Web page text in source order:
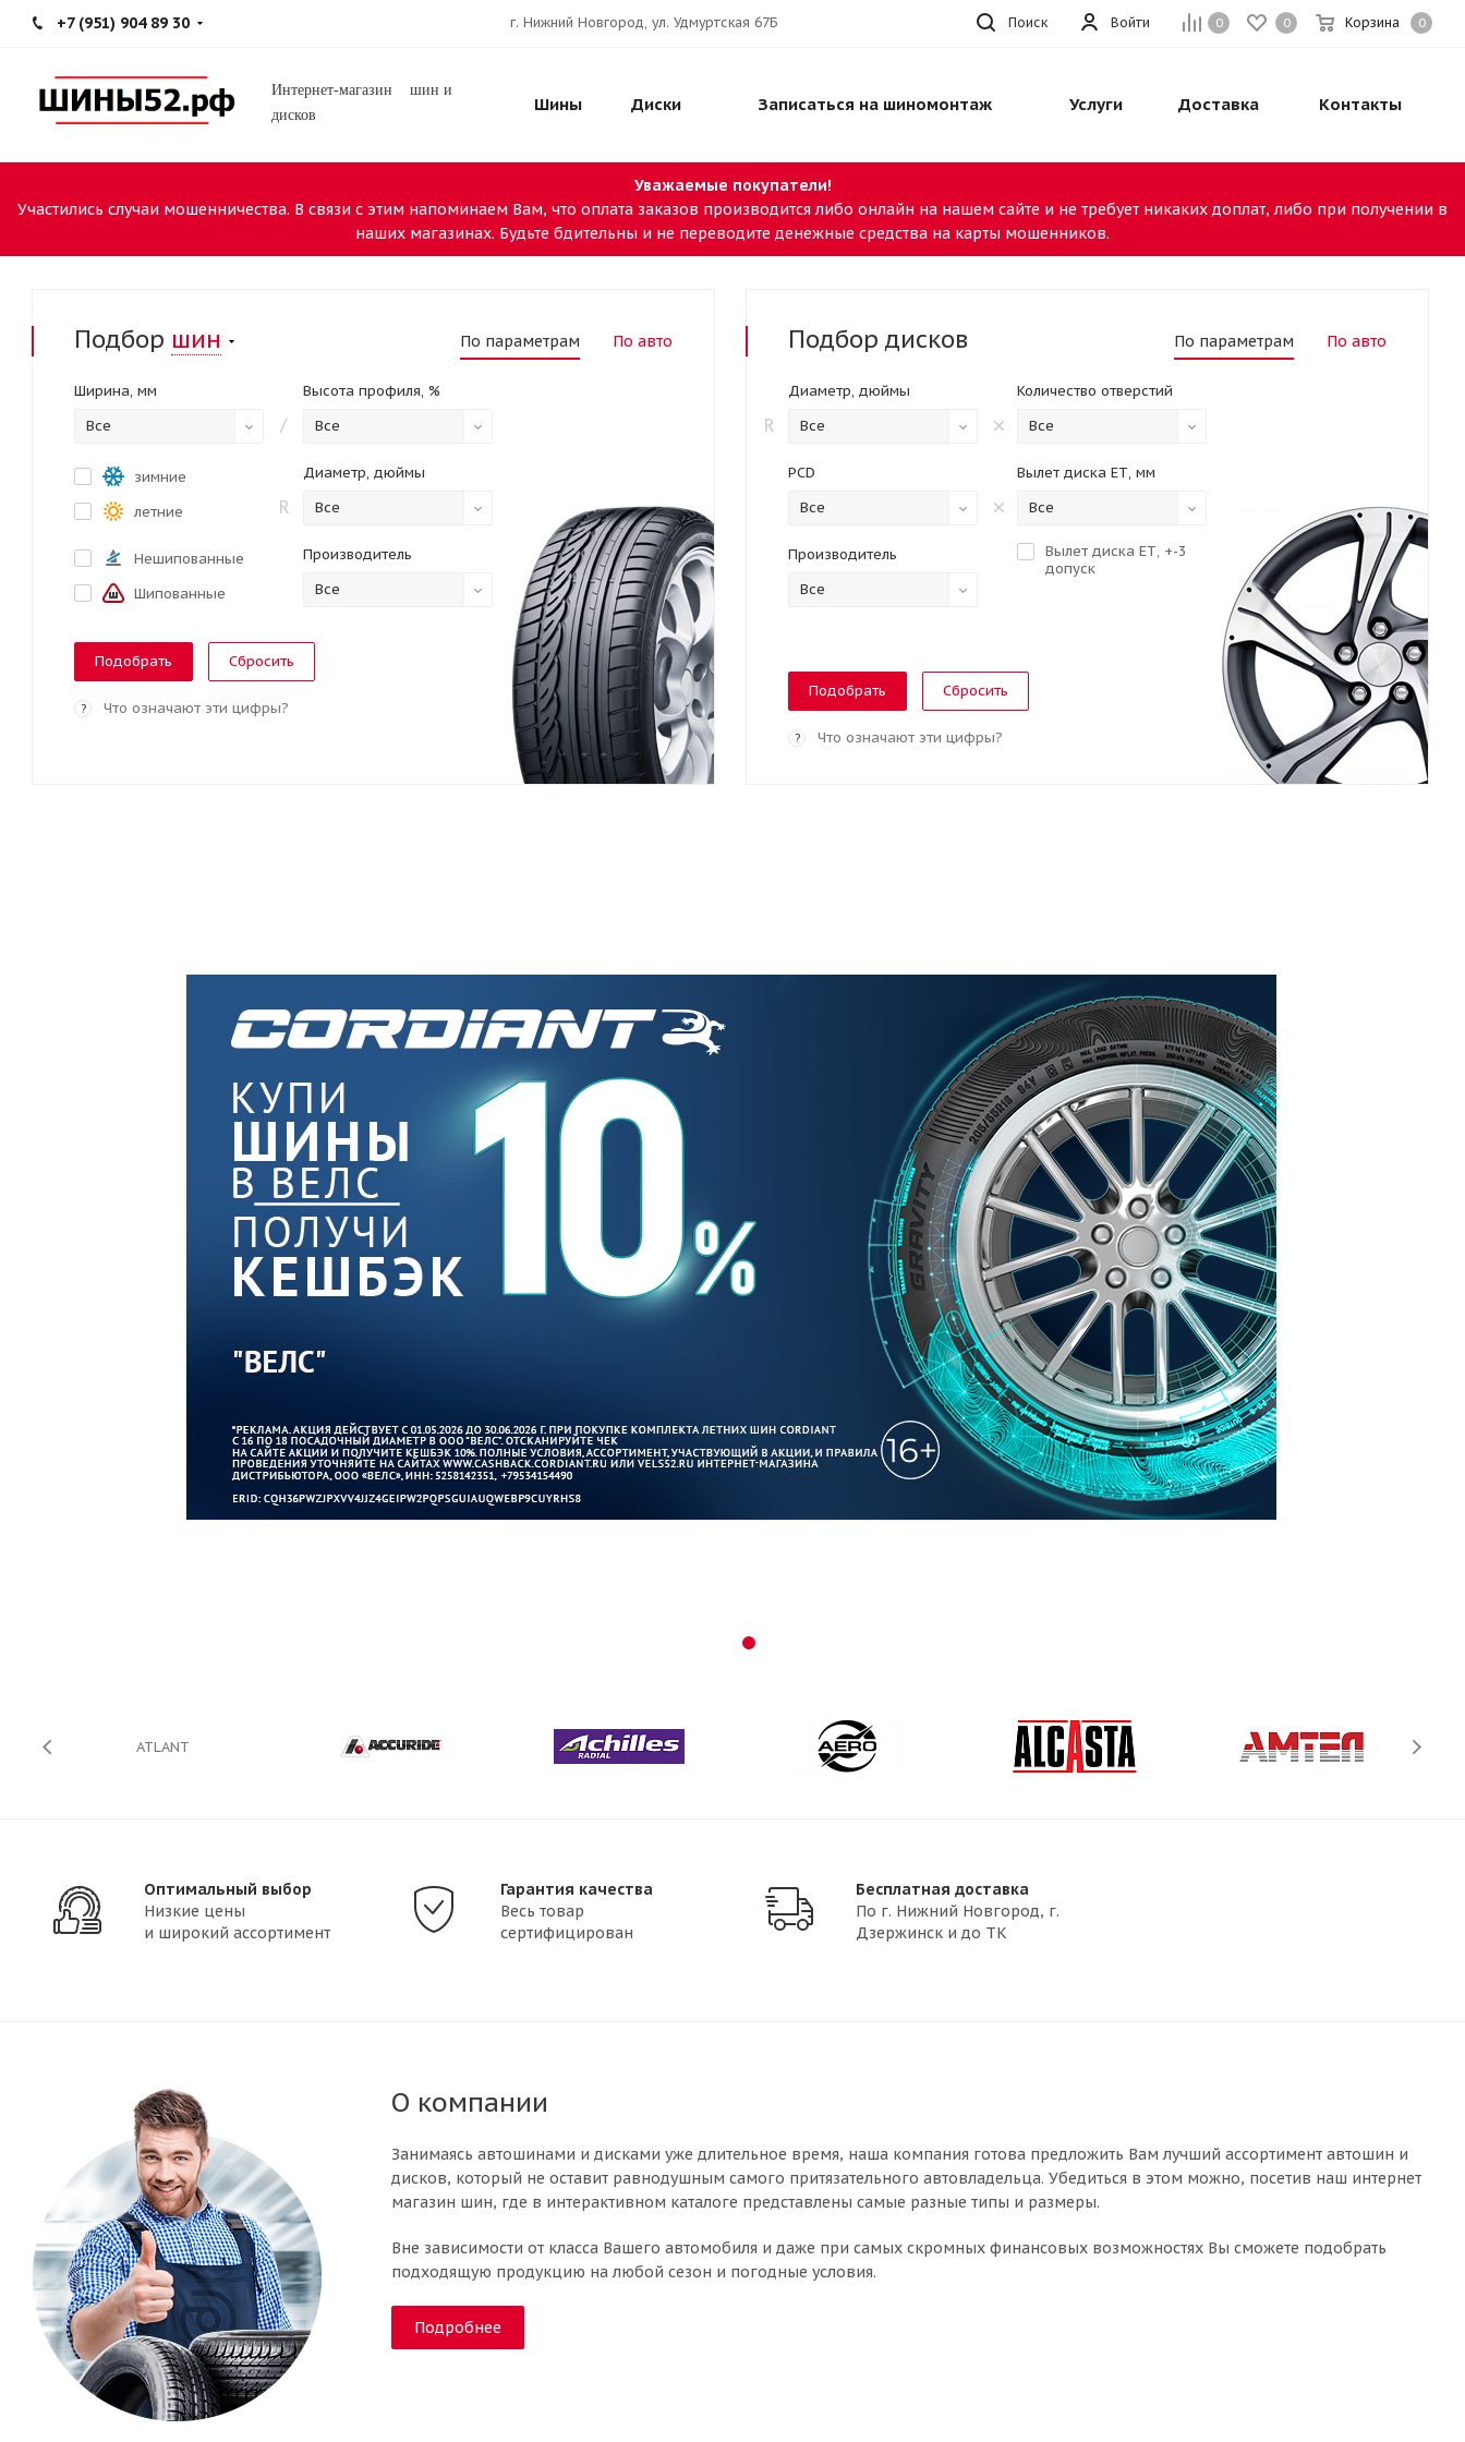
+7 (951) 904 89 30 0 0 Корзина 0
Войти
г. Нижний Новгород, ул. Удмуртская 67Б Поиск
Интернет-магазин шин и
дисков
Шины Диски Записаться на шиномонтаж Услуги Доставка Контакты
Уважаемые покупатели!
Участились случаи мошенничества. В связи с этим напоминаем Вам, что оплата заказов производится либо онлайн на нашем сайте и не требует никаких доплат, либо при получении в
наших магазинах. Будьте бдительны и не переводите денежные средства на карты мошенников.
По авто
По параметрам
Подбор шин
Ширина, мм
Все
Высота профиля, %
/ Все
Диаметр, дюймы
R Все
зимние
летние
Нешипованные
Шипованные
Производитель
Все
Сбросить
? Что означают эти цифры?
По авто
По параметрам
Подбор дисков
Диаметр, дюймы
R Все
Количество отверстий
Все
PCD
Все
Вылет диска ЕТ, мм
Все
Производитель
Все
Вылет диска ЕТ, +-3
допуск
Сбросить
? Что означают эти цифры?
ATLANT
Оптимальный выбор
Низкие цены
и широкий ассортимент
Гарантия качества
Весь товар
сертифицирован
Бесплатная доставка
По г. Нижний Новгород, г.
Дзержинск и до ТК
О компании
Занимаясь автошинами и дисками уже длительное время, наша компания готова предложить Вам лучший ассортимент автошин и
дисков, который не оставит равнодушным самого притязательного автовладельца. Убедиться в этом можно, посетив наш интернет
магазин шин, где в интерактивном каталоге представлены самые разные типы и размеры.
Вне зависимости от класса Вашего автомобиля и даже при самых скромных финансовых возможностях Вы сможете подобрать
подходящую продукцию на любой сезон и погодные условия.
Подробнее